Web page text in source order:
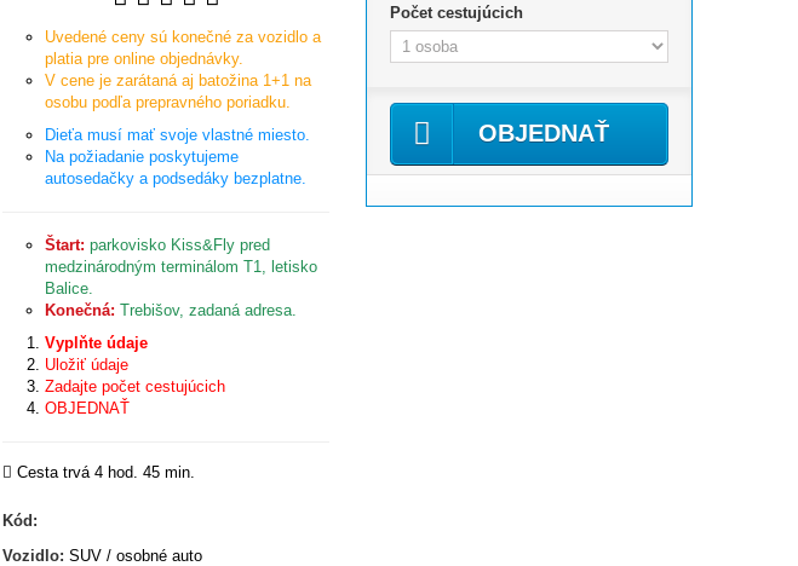
Uvedené ceny sú konečné za vozidlo a
platia pre online objednávky.
V cene je zarátaná aj batožina 1+1 na
osobu podľa prepravného poriadku.
Dieťa musí mať svoje vlastné miesto.
Na požiadanie poskytujeme
autosedačky a podsedáky bezplatne.
Štart: parkovisko Kiss&Fly pred
medzinárodným terminálom T1, letisko
Balice.
Konečná: Trebišov, zadaná adresa.
Vyplňte údaje
Uložiť údaje
Zadajte počet cestujúcich
OBJEDNAŤ
Cesta trvá 4 hod. 45 min.
Kód:
Vozidlo: SUV / osobné auto
Počet cestujúcich
OBJEDNAŤ